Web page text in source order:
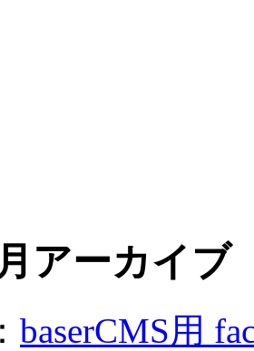
アーカイブ
baserCMS用